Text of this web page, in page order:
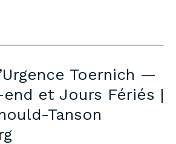
Toernich —
end et Jours Fériés |
Tanson